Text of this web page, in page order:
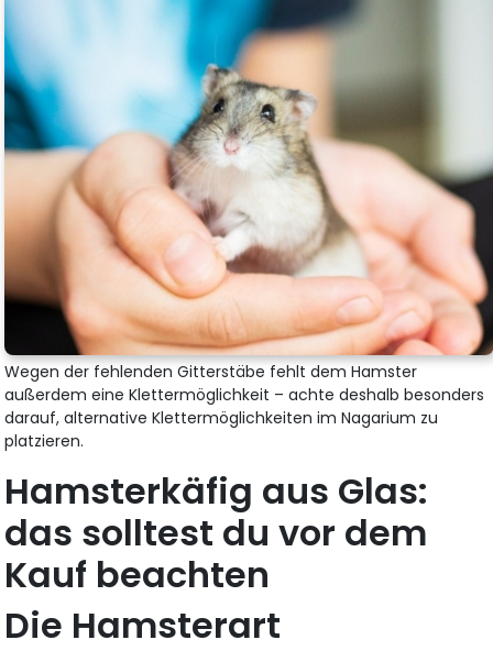
Wegen der fehlenden Gitterstäbe fehlt dem Hamster
außerdem eine Klettermöglichkeit – achte deshalb besonders
darauf, alternative Klettermöglichkeiten im Nagarium zu
platzieren.
Hamsterkäfig aus Glas:
das solltest du vor dem
Kauf beachten
Die Hamsterart